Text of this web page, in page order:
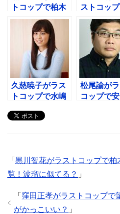
トコップで柏木
沙織！ドラマ画
像一覧！波瑠に
似てる？
ストコッ
木誠課長！
HOPEで
徹！
久慈暁子がラス
トコップで水嶋
ンサーでフジテ
松尾諭が
コップで
「 黒川智花がラストコップで柏
覧！波瑠に似てる？ 」
「 窪田正孝がラストコップで
がかっこいい？ 」